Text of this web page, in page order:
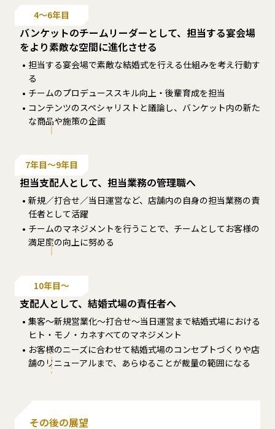
4〜6年目
バンケットのチームリーダーとして、担当する宴会場
をより素敵な空間に進化させる
担当する宴会場で素敵な結婚式を行える仕組みを考え行動す
る
チームのプロデューススキル向上・後輩育成を担当
コンテンツのスペシャリストと議論し、バンケット内の新た
な商品や施策の企画
7年目～9年目
担当支配人として、担当業務の管理職へ
新規／打合せ／当日運営など、店舗内の自身の担当業務の責
任者として活躍
チームのマネジメントを行うことで、チームとしてお客様の
満足度の向上に努める
10年目～
支配人として、結婚式場の責任者へ
集客～新規営業化～打合せ～当日運営まで結婚式場における
ヒト・モノ・カネすべてのマネジメント
お客様のニーズに合わせて結婚式場のコンセプトづくりや店
舗のリニューアルまで、あらゆることが裁量の範囲になる
その後の展望